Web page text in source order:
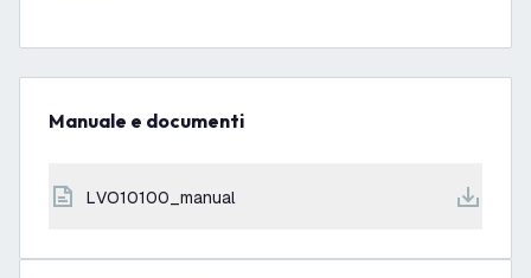
Manuale e documenti
LVO10100_manual